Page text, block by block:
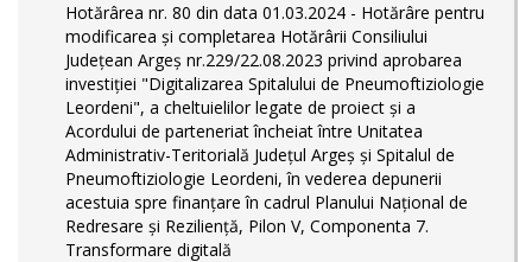
Hotărârea nr. 80 din data 01.03.2024 - Hotărâre pentru
modificarea și completarea Hotărârii Consiliului
Județean Argeș nr.229/22.08.2023 privind aprobarea
investiției "Digitalizarea Spitalului de Pneumoftiziologie
Leordeni", a cheltuielilor legate de proiect și a
Acordului de parteneriat încheiat între Unitatea
Administrativ-Teritorială Județul Argeș și Spitalul de
Pneumoftiziologie Leordeni, în vederea depunerii
acestuia spre finanțare în cadrul Planului Național de
Redresare și Reziliență, Pilon V, Componenta 7.
Transformare digitală